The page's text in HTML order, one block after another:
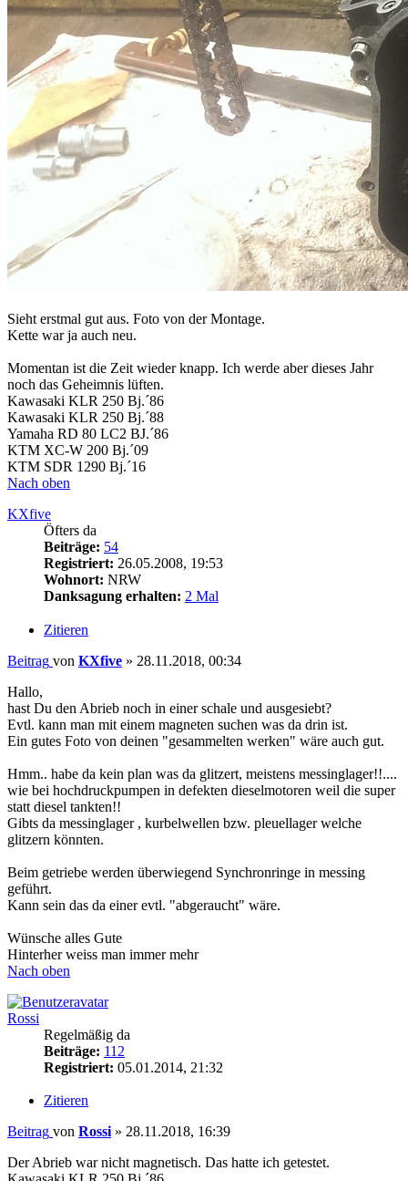
Sieht erstmal gut aus. Foto von der Montage.
Kette war ja auch neu.
Momentan ist die Zeit wieder knapp. Ich werde aber dieses Jahr
noch das Geheimnis lüften.
Kawasaki KLR 250 Bj.´86
Kawasaki KLR 250 Bj.´88
Yamaha RD 80 LC2 BJ.´86
KTM XC-W 200 Bj.´09
KTM SDR 1290 Bj.´16
Nach oben
KXfive
Öfters da
Beiträge: 54
Registriert: 26.05.2008, 19:53
Wohnort: NRW
Danksagung erhalten: 2 Mal
Zitieren
Beitrag von KXfive » 28.11.2018, 00:34
Hallo,
hast Du den Abrieb noch in einer schale und ausgesiebt?
Evtl. kann man mit einem magneten suchen was da drin ist.
Ein gutes Foto von deinen "gesammelten werken" wäre auch gut.
Hmm.. habe da kein plan was da glitzert, meistens messinglager!!....
wie bei hochdruckpumpen in defekten dieselmotoren weil die super
statt diesel tankten!!
Gibts da messinglager , kurbelwellen bzw. pleuellager welche
glitzern könnten.
Beim getriebe werden überwiegend Synchronringe in messing
geführt.
Kann sein das da einer evtl. "abgeraucht" wäre.
Wünsche alles Gute
Hinterher weiss man immer mehr
Nach oben
Rossi
Regelmäßig da
Beiträge: 112
Registriert: 05.01.2014, 21:32
Zitieren
Beitrag von Rossi» 28.11.2018, 16:39
Der Abrieb war nicht magnetisch. Das hatte ich getestet.